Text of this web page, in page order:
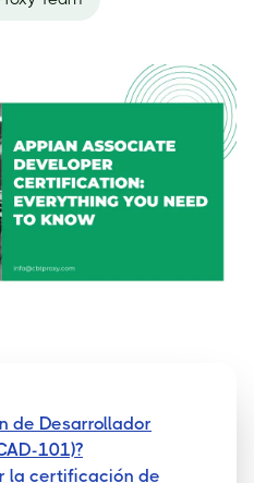
de Desarrollador
101)?
la certificación de